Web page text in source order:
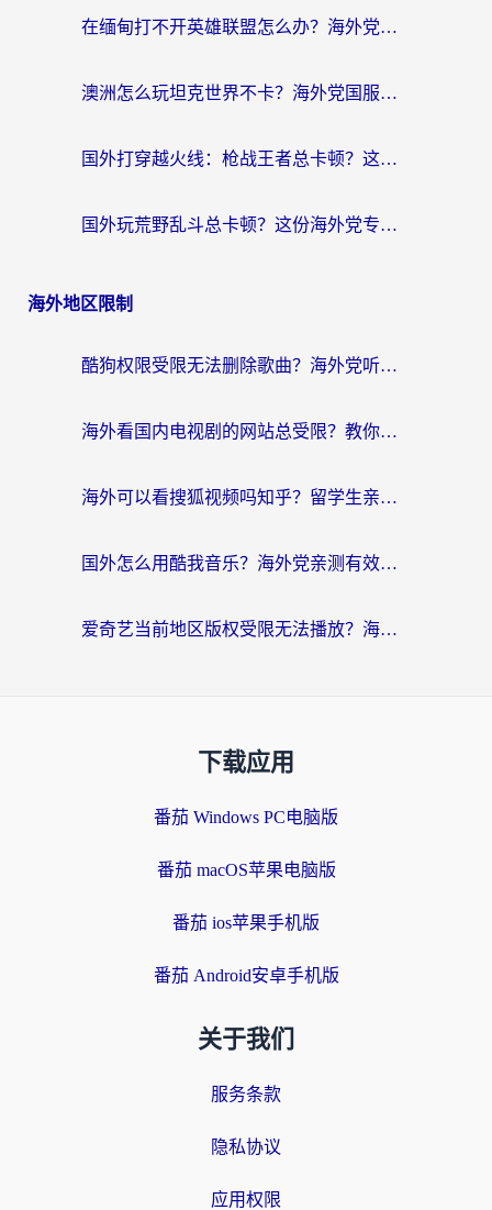
在缅甸打不开英雄联盟怎么办？海外党亲测有效的国服游戏加速指南
澳洲怎么玩坦克世界不卡？海外党国服游戏加速终极指南（附逆战奇妙碰碰车解决方案）
国外打穿越火线：枪战王者总卡顿？这篇加速器推荐下载指南帮你解决延迟难题
国外玩荒野乱斗总卡顿？这份海外党专属的国服游戏加速攻略请收好
海外地区限制
酷狗权限受限无法删除歌曲？海外党听国内音乐的终极解决方案来了
海外看国内电视剧的网站总受限？教你选对回国加速器，轻松追热剧
海外可以看搜狐视频吗知乎？留学生亲测有效的回国加速器选择指南
国外怎么用酷我音乐？海外党亲测有效的回国加速方案，附千千音乐中文歌收听指南
爱奇艺当前地区版权受限无法播放？海外党追剧看电影的终极解决方案来了
下载应用
番茄 Windows PC电脑版
番茄 macOS苹果电脑版
番茄 ios苹果手机版
番茄 Android安卓手机版
关于我们
服务条款
隐私协议
应用权限